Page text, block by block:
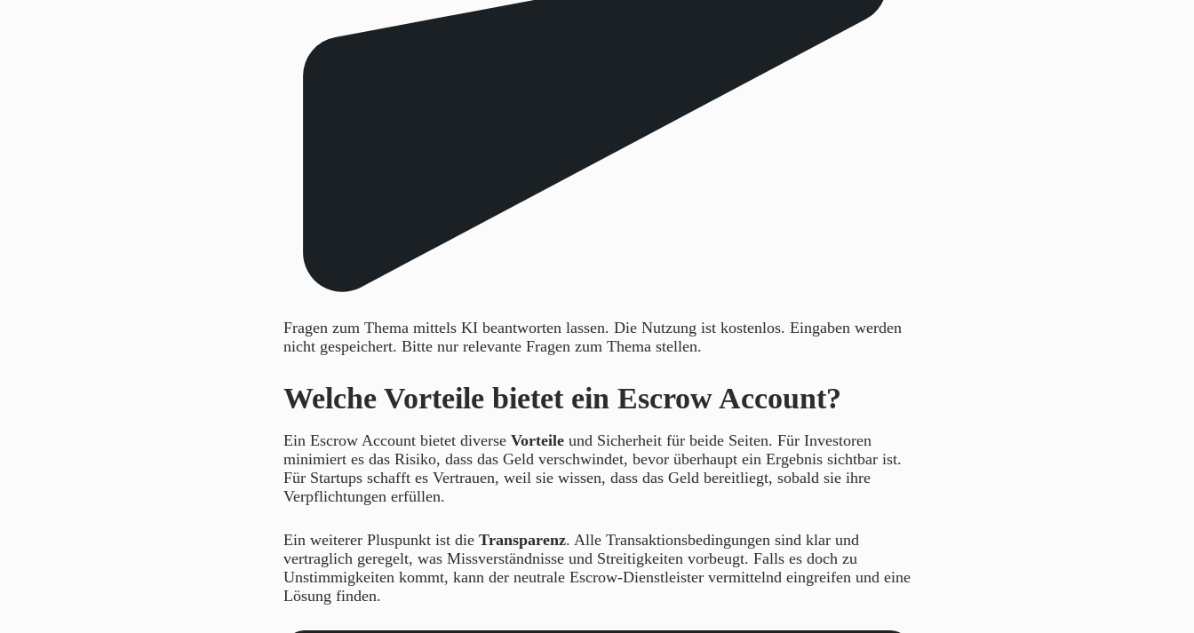
Fragen zum Thema mittels KI beantworten lassen. Die Nutzung ist kostenlos. Eingaben werden
nicht gespeichert. Bitte nur relevante Fragen zum Thema stellen.
Welche Vorteile bietet ein Escrow Account?
Ein Escrow Account bietet diverse Vorteileund Sicherheit für beide Seiten. Für Investoren
minimiert es das Risiko, dass das Geld verschwindet, bevor überhaupt ein Ergebnis sichtbar ist.
Für Startups schafft es Vertrauen, weil sie wissen, dass das Geld bereitliegt, sobald sie ihre
Verpflichtungen erfüllen.
Ein weiterer Pluspunkt ist die Transparenz. Alle Transaktionsbedingungen sind klar und
vertraglich geregelt, was Missverständnisse und Streitigkeiten vorbeugt. Falls es doch zu
Unstimmigkeiten kommt, kann der neutrale Escrow-Dienstleister vermittelnd eingreifen und eine
Lösung finden.